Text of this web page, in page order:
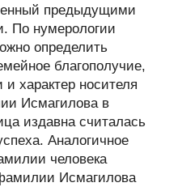
предыдущими
По нумерологии
определить
благополучие,
и характер носителя
Исмагилова в
издавна считалась
Аналогичное
человека
Исмагилова